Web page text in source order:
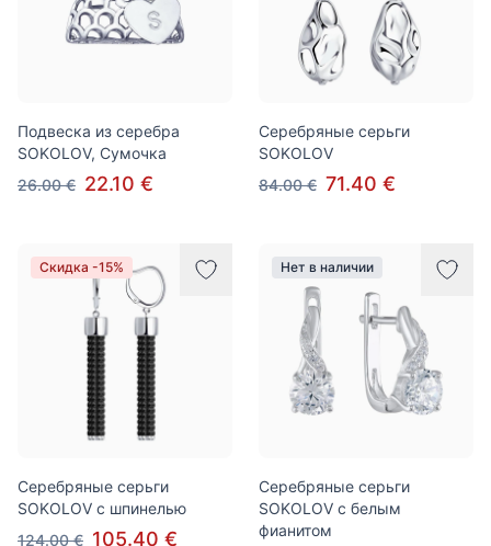
Подвеска из серебра
SOKOLOV, Сумочка
26.00 € 22.10 €
Серебряные серьги
SOKOLOV
84.00 € 71.40 €
Скидка -15%
Cеребряные cерьги
SOKOLOV с шпинелью
124.00 € 105.40 €
Нет в наличии
Серебряные серьги
SOKOLOV с белым
фианитом